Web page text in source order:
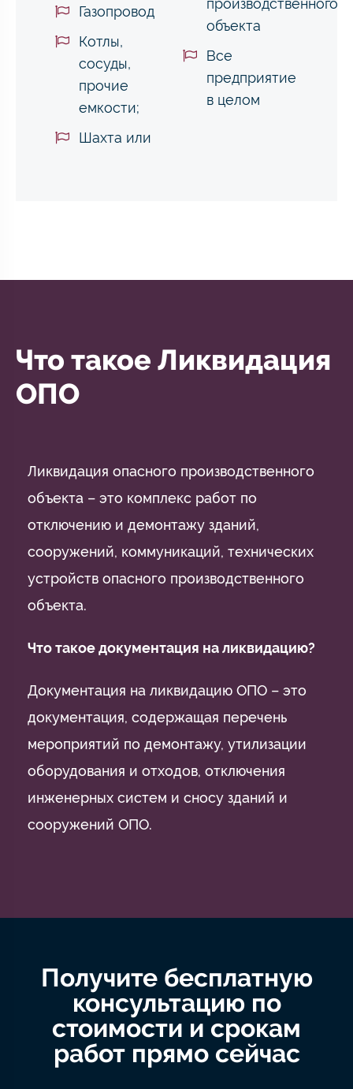
Газопровод
Котлы,
сосуды,
прочие
емкости;
Шахта или
производственного
объекта
Все
предприятие
в целом
Что такое Ликвидация
ОПО
Ликвидация опасного производственного
объекта – это комплекс работ по
отключению и демонтажу зданий,
сооружений, коммуникаций, технических
устройств опасного производственного
объекта.
Что такое документация на ликвидацию?
Документация на ликвидацию ОПО – это
документация, содержащая перечень
мероприятий по демонтажу, утилизации
оборудования и отходов, отключения
инженерных систем и сносу зданий и
сооружений ОПО.
Получите бесплатную
консультацию по
стоимости и срокам
работ прямо сейчас